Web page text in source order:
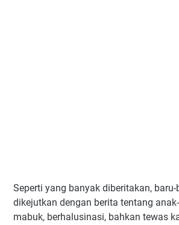
Seperti yang banyak diberitakan,
dikejutkan dengan berita tentang
mabuk, berhalusinasi, bahkan tewas